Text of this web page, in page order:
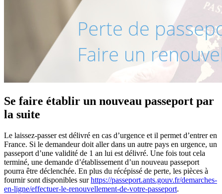
Se faire établir un nouveau passeport par
la suite
Le laissez-passer est délivré en cas d’urgence et il permet d’entrer en
France. Si le demandeur doit aller dans un autre pays en urgence, un
passeport d’une validité de 1 an lui est délivré. Une fois tout cela
terminé, une demande d’établissement d’un nouveau passeport
pourra être déclenchée. En plus du récépissé de perte, les pièces à
fournir sont disponibles surhttps://passeport.ants.gouv.fr/demarches-
en-ligne/effectuer-le-renouvellement-de-votre-passeport.